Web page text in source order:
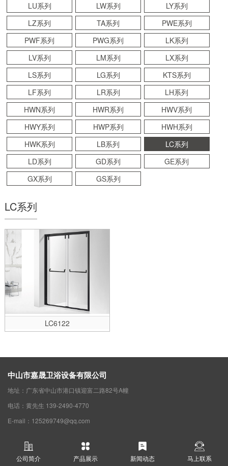
LU系列
LW系列
LY系列
LZ系列
TA系列
PWE系列
PWF系列
PWG系列
LK系列
LV系列
LM系列
LX系列
LS系列
LG系列
KTS系列
LF系列
LR系列
LH系列
HWN系列
HWR系列
HWV系列
HWY系列
HWP系列
HWH系列
HWK系列
LB系列
LC系列
LD系列
GD系列
GE系列
GX系列
GS系列
LC系列
LC6122
中山市嘉晟卫浴设备有限公司
地址：广东省中山市港口镇迎富二路82号A幢
电话：黄先生 139-2490-4770
E-mail：125269749@qq.com
公司简介 产品展示 新闻动态 马上联系